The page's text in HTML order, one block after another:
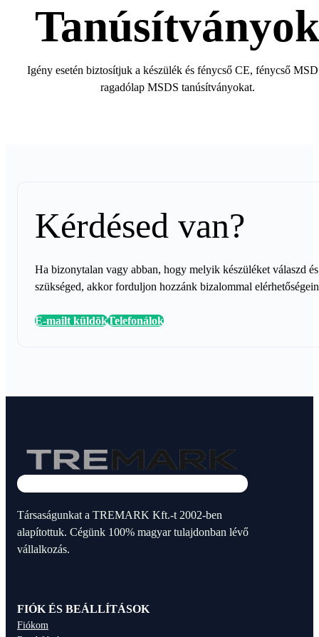
Tanúsítványok
Igény esetén biztosítjuk a készülék és fénycső CE, fénycső
ragadólap MSDS tanúsítványokat.
Kérdésed van?
Ha bizonytalan vagy abban, hogy melyik készüléket válaszd
szükséged, akkor forduljon hozzánk bizalommal
E-mailt küldökTelefonálok
Társaságunkat a TREMARK Kft.-t 2002-ben
alapítottuk. Cégünk 100% magyar tulajdonban lévő
vállalkozás.
FIÓK ÉS BEÁLLÍTÁSOK
Fiókom